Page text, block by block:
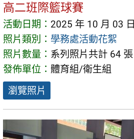
高二班際籃球賽
活動日期： 2025 年 10 月 03 日
照片類別： 學務處活動花絮
照片數量： 系列照片共計 64 張
發佈單位： 體育組/衛生組
瀏覽照片